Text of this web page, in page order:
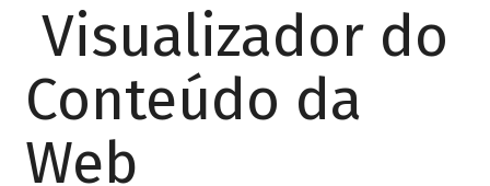
Visualizador do
Conteúdo da
Web